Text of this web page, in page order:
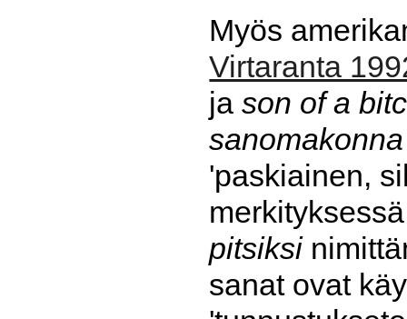
Myös
Virtaranta
jason of a
sanomakonna
'paskiainen,
pitsiksi
sanat ovat